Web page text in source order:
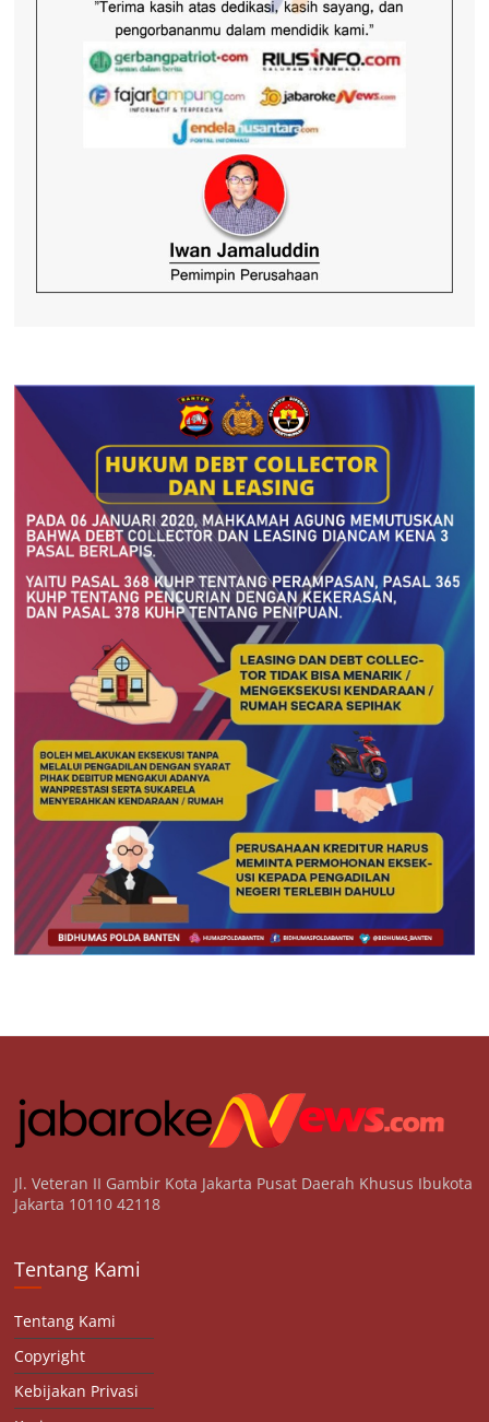
Jl. Veteran II Gambir Kota Jakarta Pusat Daerah Khusus Ibukota
Jakarta 10110 42118
Tentang Kami
Tentang Kami
Copyright
Kebijakan Privasi